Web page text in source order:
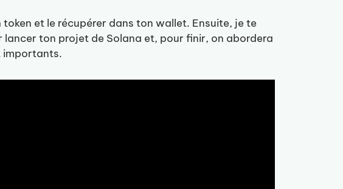
et le récupérer dans ton wallet. Ensuite, je te
ton projet de Solana et, pour finir, on abordera
importants.